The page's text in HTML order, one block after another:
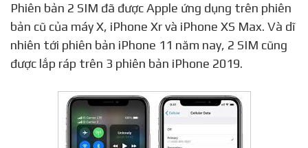
Phiên bản 2 SIM đã được Apple ứng dụng trên phiên
bản cũ của máy X, iPhone Xr và iPhone XS Max. Và dĩ
nhiên tới phiên bản iPhone 11 năm nay, 2 SIM cũng
được lắp ráp trên 3 phiên bản iPhone 2019.